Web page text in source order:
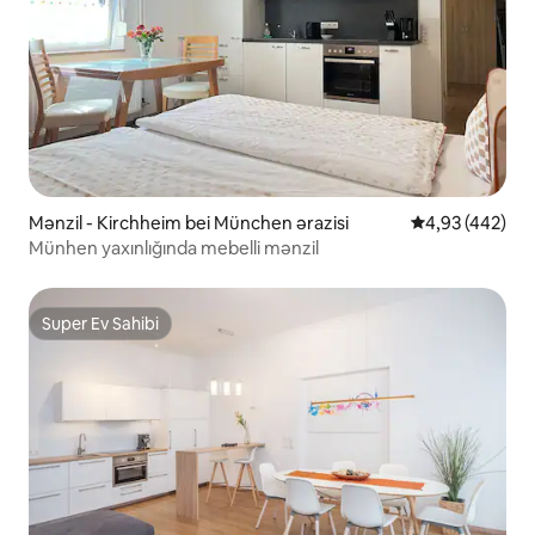
Mənzil - Kirchheim bei München ərazisi Ortalama
4,93 (442)
Münhen yaxınlığında mebelli mənzil
Super Ev Sahibi
Super Ev Sahibi